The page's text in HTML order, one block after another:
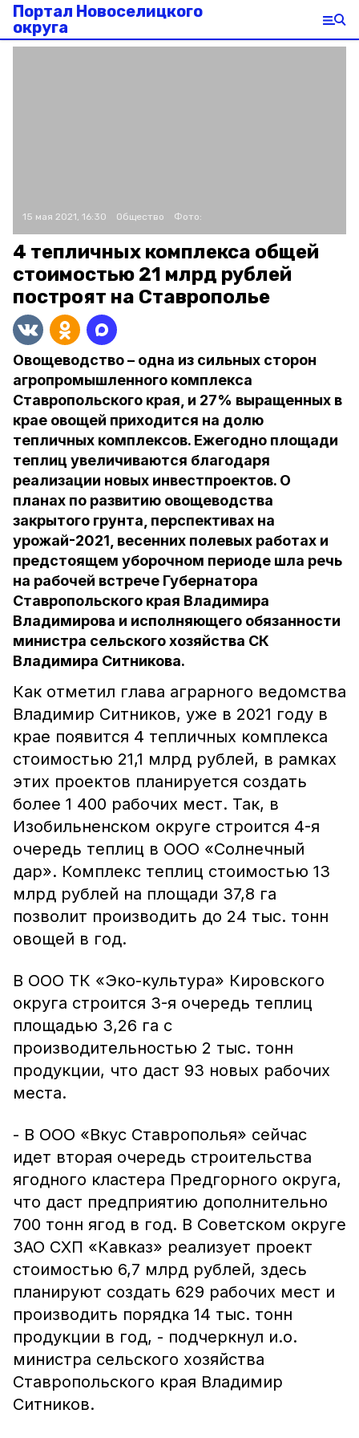
Портал Новоселицкого
округа
15 мая 2021, 16:30 Общество Фото:
4 тепличных комплекса общей
стоимостью 21 млрд рублей
построят на Ставрополье
Овощеводство – одна из сильных сторон
агропромышленного комплекса
Ставропольского края, и 27% выращенных в
крае овощей приходится на долю
тепличных комплексов. Ежегодно площади
теплиц увеличиваются благодаря
реализации новых инвестпроектов. О
планах по развитию овощеводства
закрытого грунта, перспективах на
урожай-2021, весенних полевых работах и
предстоящем уборочном периоде шла речь
на рабочей встрече Губернатора
Ставропольского края Владимира
Владимирова и исполняющего обязанности
министра сельского хозяйства СК
Владимира Ситникова.
Как отметил глава аграрного ведомства
Владимир Ситников, уже в 2021 году в
крае появится 4 тепличных комплекса
стоимостью 21,1 млрд рублей, в рамках
этих проектов планируется создать
более 1 400 рабочих мест. Так, в
Изобильненском округе строится 4-я
очередь теплиц в ООО «Солнечный
дар». Комплекс теплиц стоимостью 13
млрд рублей на площади 37,8 га
позволит производить до 24 тыс. тонн
овощей в год.
В ООО ТК «Эко-культура» Кировского
округа строится 3-я очередь теплиц
площадью 3,26 га с
производительностью 2 тыс. тонн
продукции, что даст 93 новых рабочих
места.
- В ООО «Вкус Ставрополья» сейчас
идет вторая очередь строительства
ягодного кластера Предгорного округа,
что даст предприятию дополнительно
700 тонн ягод в год. В Советском округе
ЗАО СХП «Кавказ» реализует проект
стоимостью 6,7 млрд рублей, здесь
планируют создать 629 рабочих мест и
производить порядка 14 тыс. тонн
продукции в год, - подчеркнул и.о.
министра сельского хозяйства
Ставропольского края Владимир
Ситников.